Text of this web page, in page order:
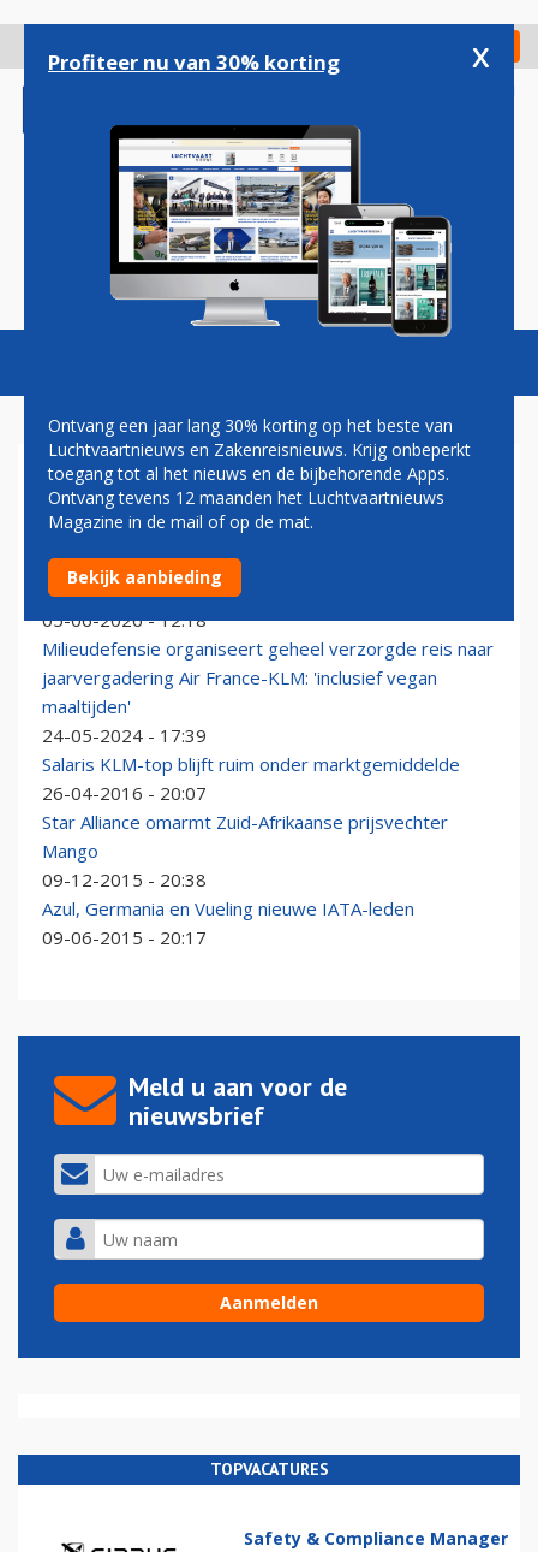
gaan
Check in
Magazine Podcasts Vacatures
JAARVERGADERING
Luchtvaartleiders bijeen in Rio: gevolgen crisis Midden-
Oosten hoog op de agenda
05-06-2026 - 12:18
Milieudefensie organiseert geheel verzorgde reis naar
jaarvergadering Air France-KLM: 'inclusief vegan
maaltijden'
24-05-2024 - 17:39
Salaris KLM-top blijft ruim onder marktgemiddelde
26-04-2016 - 20:07
Star Alliance omarmt Zuid-Afrikaanse prijsvechter
Mango
09-12-2015 - 20:38
Azul, Germania en Vueling nieuwe IATA-leden
09-06-2015 - 20:17
Meld u aan voor de
nieuwsbrief
TOPVACATURES
Safety & Compliance Manager
Profiteer nu van 30% korting x
Ontvang een jaar lang 30% korting op het beste van
Luchtvaartnieuws en Zakenreisnieuws. Krijg onbeperkt
toegang tot al het nieuws en de bijbehorende Apps.
Ontvang tevens 12 maanden het Luchtvaartnieuws
Magazine in de mail of op de mat.
Bekijk aanbieding